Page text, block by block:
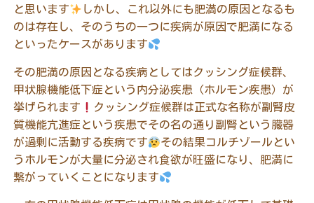
と思います
しかし、これ以外にも肥満の原因となるも
のは存在し、そのうちの一つに疾病が原因で肥満になる
といったケースがあります
その肥満の原因となる疾病としてはクッシング症候群、
甲状腺機能低下症という内分泌疾患（ホルモン疾患）が
挙げられます
クッシング症候群は正式な名称が副腎皮
質機能亢進症という疾患でその名の通り副腎という臓器
が過剰に活動する疾病です
その結果コルチゾールとい
うホルモンが大量に分泌され食欲が旺盛になり、肥満に
繋がっていくことになります